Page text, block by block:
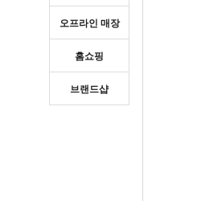
오프라인 매장
홈쇼핑
브랜드샵